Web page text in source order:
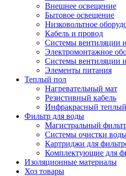
Внешнее освещение
Бытовое освещение
Низковольтное
Кабель и провод
Системы вентиляции
Электромонтажное
Системы вентиляции
Элементы питания
Теплый пол
Нагревательный мат
Резистивный кабель
Инфракрасный
Фильтр для воды
Магистральный
Системы очистки
Картриджи для
Комплектующие для
Изоляционные материалы
Хоз товары